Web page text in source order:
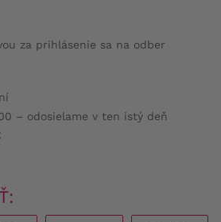
za prihlásenie sa na odber
– odosielame v ten istý deň